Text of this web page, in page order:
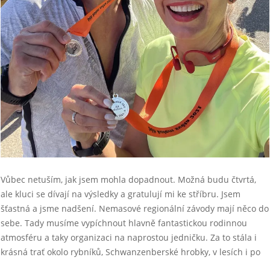
Vůbec netuším, jak jsem mohla dopadnout. Možná budu čtvrtá,
ale kluci se dívají na výsledky a gratulují mi ke stříbru. Jsem
šťastná a jsme nadšení. Nemasové regionální závody mají něco do
sebe. Tady musíme vypíchnout hlavně fantastickou rodinnou
atmosféru a taky organizaci na naprostou jedničku. Za to stála i
krásná trať okolo rybníků, Schwanzenberské hrobky, v lesích i po